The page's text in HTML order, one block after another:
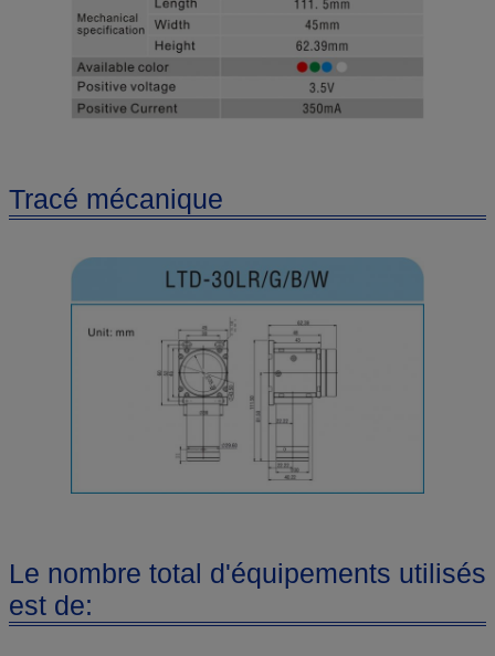
Tracé mécanique
Le nombre total d'équipements utilisés
est de: